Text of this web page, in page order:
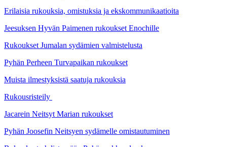
Erilaisia rukouksia, omistuksia ja ekskommunikaatioita
Jeesuksen Hyvän Paimenen rukoukset Enochille
Rukoukset Jumalan sydämien valmistelusta
Pyhän Perheen Turvapaikan rukoukset
Muista ilmestyksistä saatuja rukouksia
Rukousristeily
Jacarein Neitsyt Marian rukoukset
Pyhän Joosefin Neitsyen sydämelle omistautuminen